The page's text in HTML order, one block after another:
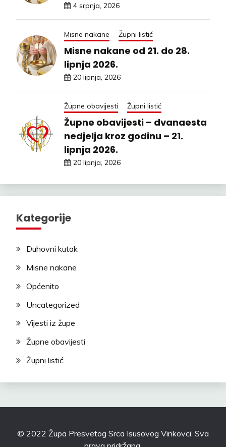
4 srpnja, 2026
Misne nakane Župni listić
Misne nakane od 21. do 28.
lipnja 2026.
20 lipnja, 2026
Župne obavijesti Župni listić
Župne obavijesti – dvanaesta
nedjelja kroz godinu – 21.
lipnja 2026.
20 lipnja, 2026
Kategorije
Duhovni kutak
Misne nakane
Općenito
Uncategorized
Vijesti iz župe
Župne obavijesti
Župni listić
© 2022 Župa Presvetog Srca Isusovog Vinkovci. Sva